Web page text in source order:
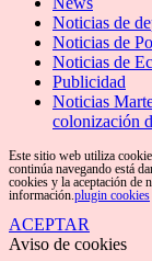
Noticias de
Noticias de
Noticias de
Publicidad
Noticias
colonización
Este sitio web utiliza
continúa navegando está
cookies y la aceptación de
información.plugin cookies
ACEPTAR
Aviso de cookies